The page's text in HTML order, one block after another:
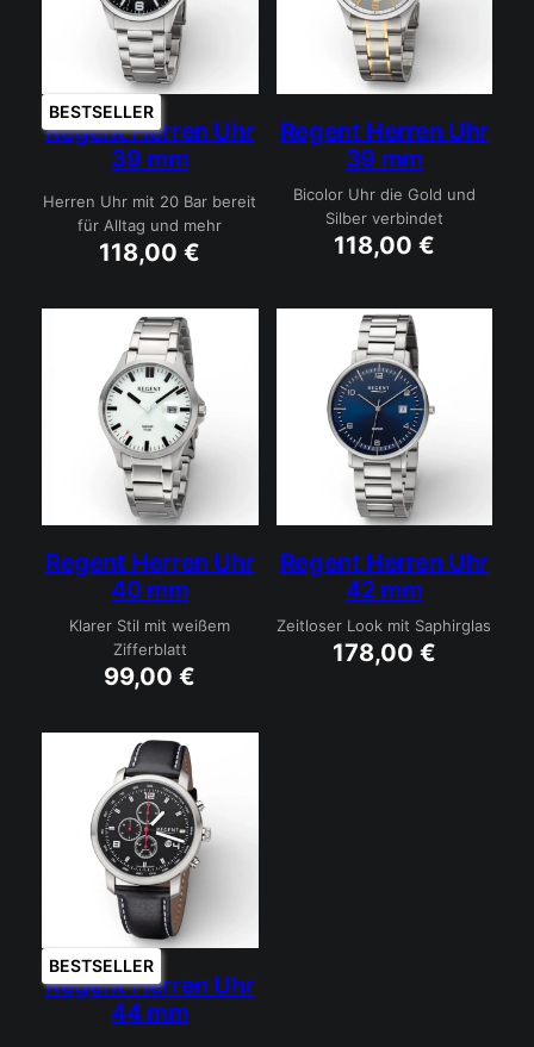
BESTSELLER
Regent Herren Uhr
39 mm
Herren Uhr mit 20 Bar bereit
für Alltag und mehr
118,00€
Regent Herren Uhr
39 mm
Bicolor Uhr die Gold und
Silber verbindet
118,00 €
Regent Herren Uhr
40 mm
Klarer Stil mit weißem
Zifferblatt
99,00€
Regent Herren Uhr
42 mm
Zeitloser Look mit Saphirglas
178,00 €
BESTSELLER
Regent Herren Uhr
44 mm